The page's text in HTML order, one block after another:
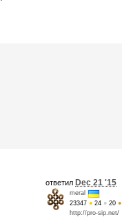
ответил Dec 21 '15
meral
23347 ● 24 ● 20 ●
http://pro-sip.net/